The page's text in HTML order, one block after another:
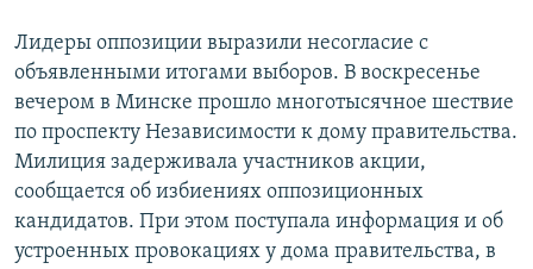
Лидеры оппозиции выразили несогласие с
объявленными итогами выборов. В воскресенье
вечером в Минске прошло многотысячное шествие
по проспекту Независимости к дому правительства.
Милиция задерживала участников акции,
сообщается об избиениях оппозиционных
кандидатов. При этом поступала информация и об
устроенных провокациях у дома правительства, в